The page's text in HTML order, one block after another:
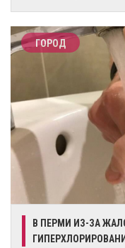
ГОРОД
В ПЕРМИ ИЗ-ЗА